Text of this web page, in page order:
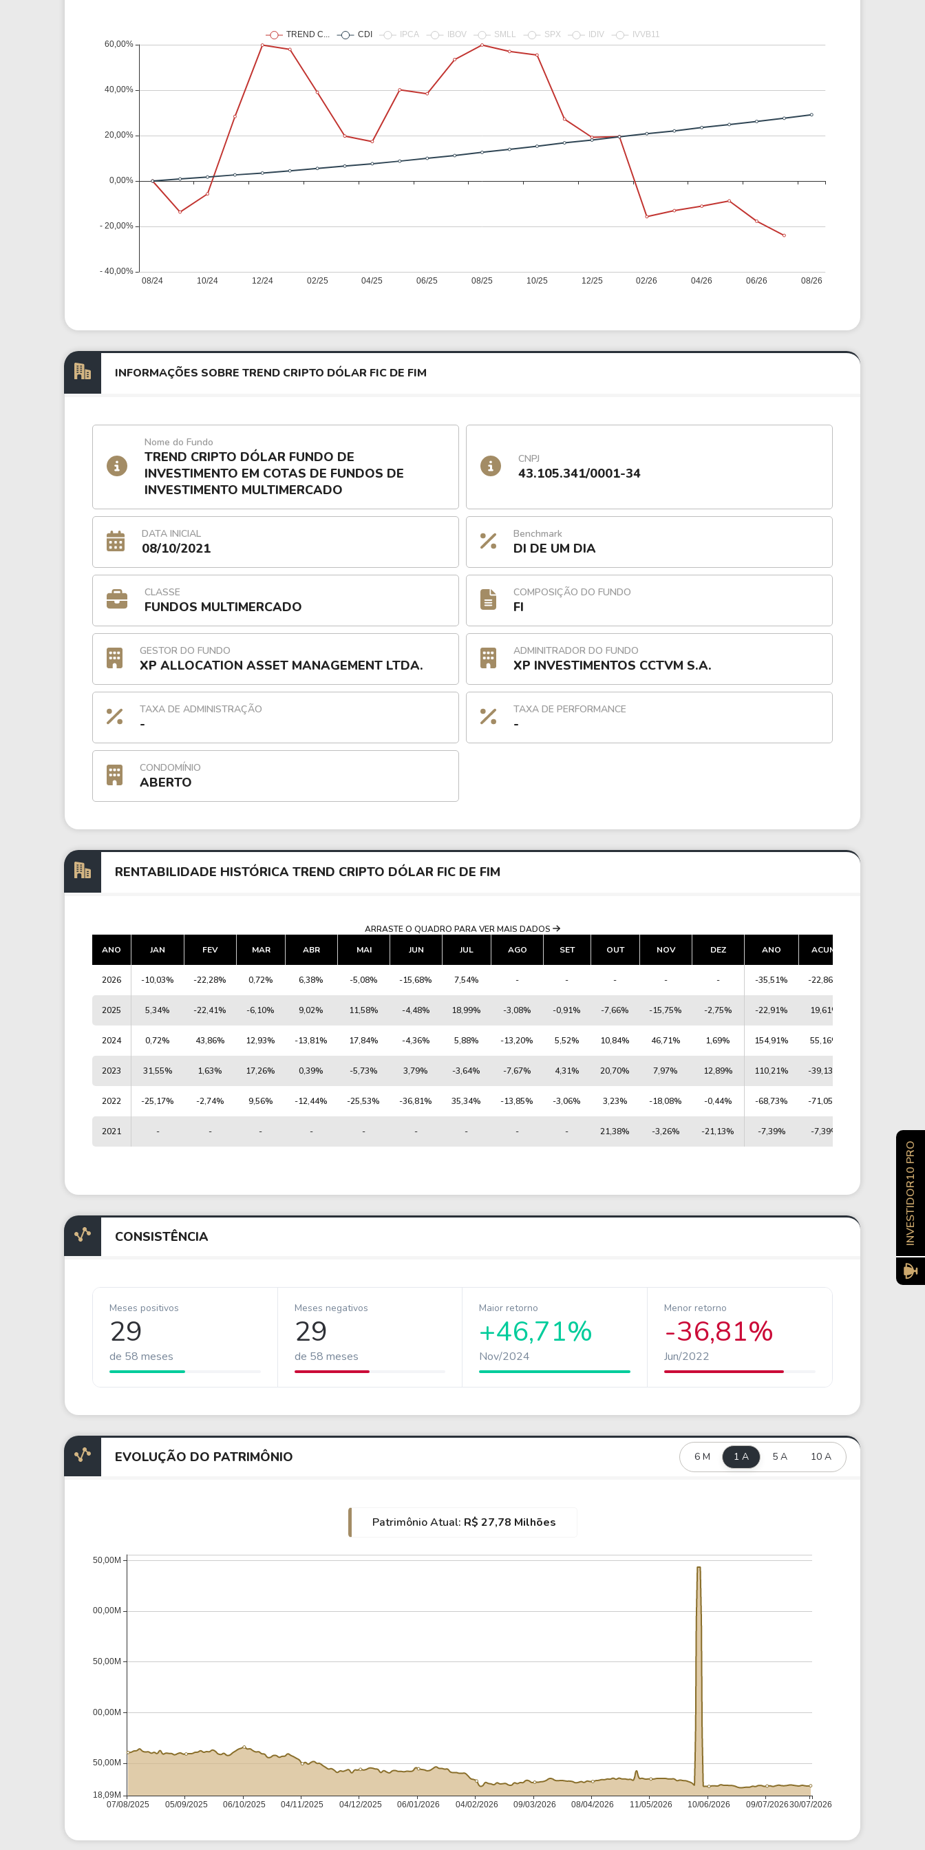
Petrobrás
KNCR11
XINA11
Coca-Cola
Ver todos
Cardano
Guia do Iniciante
INFORMAÇÕES SOBRE TREND CRIPTO DÓLAR FIC DE FIM
Nome do Fundo
TREND CRIPTO DÓLAR FUNDO DE
INVESTIMENTO EM COTAS DE FUNDOS DE
INVESTIMENTO MULTIMERCADO
CNPJ
43.105.341/0001-34
DATA INICIAL
08/10/2021
Benchmark
DI DE UM DIA
CLASSE
FUNDOS MULTIMERCADO
COMPOSIÇÃO DO FUNDO
FI
GESTOR DO FUNDO
XP ALLOCATION ASSET MANAGEMENT LTDA.
ADMINITRADOR DO FUNDO
XP INVESTIMENTOS CCTVM S.A.
TAXA DE ADMINISTRAÇÃO
-
TAXA DE PERFORMANCE
-
CONDOMÍNIO
ABERTO
RENTABILIDADE HISTÓRICA TREND CRIPTO DÓLAR FIC DE FIM
ARRASTE O QUADRO PARA VER MAIS DADOS
ANO
JAN FEV MAR ABR MAI JUN JUL AGO SET OUT NOV DEZ ANO ACUM.
2026 -10,03% -22,28% 0,72% 6,38% -5,08% -15,68% 7,54% - - - - - -35,51% -22,86%
2025 5,34% -22,41% -6,10% 9,02% 11,58% -4,48% 18,99% -3,08% -0,91% -7,66% -15,75% -2,75% -22,91% 19,61%
2024 0,72% 43,86% 12,93% -13,81% 17,84% -4,36% 5,88% -13,20% 5,52% 10,84% 46,71% 1,69% 154,91% 55,16%
2023 31,55% 1,63% 17,26% 0,39% -5,73% 3,79% -3,64% -7,67% 4,31% 20,70% 7,97% 12,89% 110,21% -39,13%
2022 -25,17% -2,74% 9,56% -12,44% -25,53% -36,81% 35,34% -13,85% -3,06% 3,23% -18,08% -0,44% -68,73% -71,05%
2021 - - - - - - - - - 21,38% -3,26% -21,13% -7,39% -7,39%
CONSISTÊNCIA
Meses positivos
29
de 58 meses
Meses negativos
29
de 58 meses
Maior retorno
+46,71%
Nov/2024
Menor retorno
-36,81%
Jun/2022
EVOLUÇÃO DO PATRIMÔNIO 6 M 1 A 5 A 10 A
Patrimônio Atual: R$ 27,78 Milhões
INVESTIDOR10 PRO